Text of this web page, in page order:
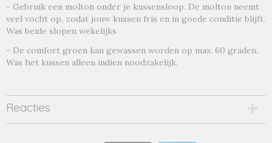
- Gebruik een molton onder je kussensloop. De molton neemt
veel vocht op, zodat jouw kussen fris en in goede conditie blijft.
Was beide slopen wekelijks
- De comfort groen kan gewassen worden op max. 60 graden.
Was het kussen alleen indien noodzakelijk.
Reacties